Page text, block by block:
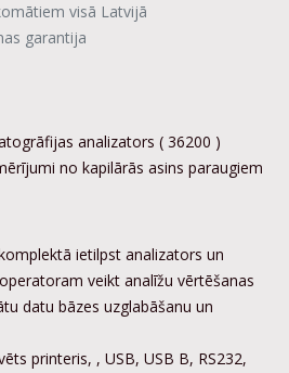
visā Latvijā
garantija
analizators ( 36200 )
no kapilārās asins paraugiem
ietilpst analizators un
veikt analīžu vērtēšanas
datu bāzes uzglabāšanu un
printeris, , USB, USB B, RS232,